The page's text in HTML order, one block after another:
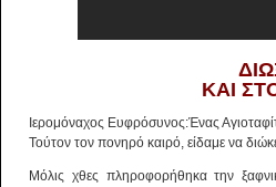
ΚΑΙ
Ιερομόναχος Ευφρόσυνος:Ένας
Τούτον τον πονηρό καιρό, είδαμε να
Μόλις χθες πληροφορήθηκα την